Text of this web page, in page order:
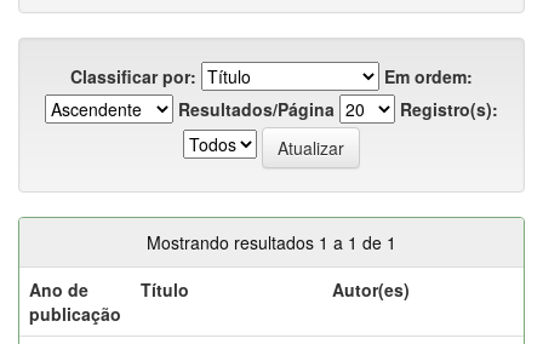
Classificar por:
Em ordem:
Resultados/Página
Registro(s):
Mostrando resultados 1 a 1 de 1
Ano de
publicação
Título Autor(es)